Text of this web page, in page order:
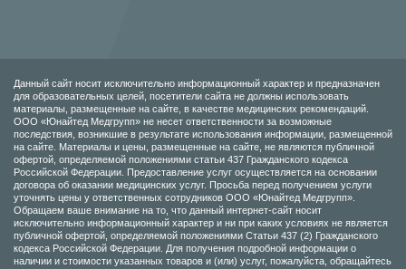
Данный сайт носит исключительно информационный характер и предназначен
для образовательных целей, посетители сайта не должны использовать
материалы, размещенные на сайте, в качестве медицинских рекомендаций.
ООО «Юнайтед Медгрупп» не несет ответственности за возможные
последствия, возникшие в результате использования информации, размещенной
на сайте. Материалы и цены, размещенные на сайте, не являются публичной
офертой, определяемой положениями статьи 437 Гражданского кодекса
Российской Федерации. Предоставление услуг осуществляется на основании
договора об оказании медицинских услуг. Просьба перед получением услуги
уточнять цены у ответственных сотрудников ООО «Юнайтед Медгрупп».
Обращаем ваше внимание на то, что данный интернет-сайт носит
исключительно информационный характер и ни при каких условиях не является
публичной офертой, определяемой положениями Статьи 437 (2) Гражданского
кодекса Российской Федерации. Для получения подробной информации о
наличии и стоимости указанных товаров и (или) услуг, пожалуйста, обращайтесь